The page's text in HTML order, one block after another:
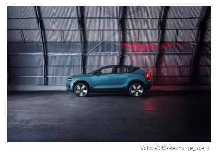
Volvo-C40-Recharge_lateral